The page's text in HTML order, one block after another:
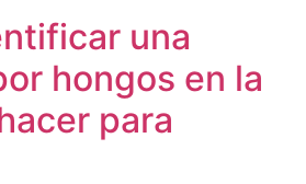
una
hongos en la
para